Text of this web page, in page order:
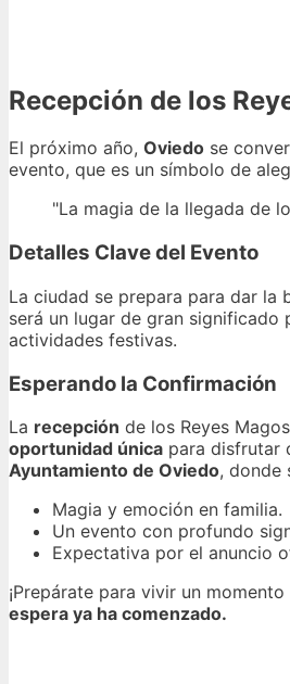
Recepción de los
El próximo año, Oviedo se
evento, que es un símbolo de
"La magia de la llegada de
Detalles Clave del Evento
La ciudad se prepara para dar la
será un lugar de gran
actividades festivas.
Esperando la Confirmación
La recepción de los Reyes
oportunidad única para disfrutar
Ayuntamiento de Oviedo, donde
Magia y emoción en familia.
Un evento con profundo
Expectativa por el anuncio
¡Prepárate para vivir un
espera ya ha comenzado.